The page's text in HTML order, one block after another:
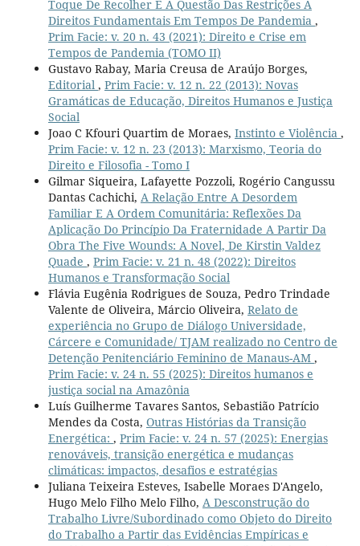
Toque De Recolher E A Questão Das Restrições A
Direitos Fundamentais Em Tempos De Pandemia ,
Prim Facie: v. 20 n. 43 (2021): Direito e Crise em
Tempos de Pandemia (TOMO II)
Gustavo Rabay, Maria Creusa de Araújo Borges,
Editorial , Prim Facie: v. 12 n. 22 (2013): Novas
Gramáticas de Educação, Direitos Humanos e Justiça
Social
Joao C Kfouri Quartim de Moraes, Instinto e Violência ,
Prim Facie: v. 12 n. 23 (2013): Marxismo, Teoria do
Direito e Filosofia - Tomo I
Gilmar Siqueira, Lafayette Pozzoli, Rogério Cangussu
Dantas Cachichi, A Relação Entre A Desordem
Familiar E A Ordem Comunitária: Reflexões Da
Aplicação Do Princípio Da Fraternidade A Partir Da
Obra The Five Wounds: A Novel, De Kirstin Valdez
Quade , Prim Facie: v. 21 n. 48 (2022): Direitos
Humanos e Transformação Social
Flávia Eugênia Rodrigues de Souza, Pedro Trindade
Valente de Oliveira, Márcio Oliveira, Relato de
experiência no Grupo de Diálogo Universidade,
Cárcere e Comunidade/ TJAM realizado no Centro de
Detenção Penitenciário Feminino de Manaus-AM ,
Prim Facie: v. 24 n. 55 (2025): Direitos humanos e
justiça social na Amazônia
Luís Guilherme Tavares Santos, Sebastião Patrício
Mendes da Costa, Outras Histórias da Transição
Energética: , Prim Facie: v. 24 n. 57 (2025): Energias
renováveis, transição energética e mudanças
climáticas: impactos, desafios e estratégias
Juliana Teixeira Esteves, Isabelle Moraes D'Angelo,
Hugo Melo Filho Melo Filho, A Desconstrução do
Trabalho Livre/Subordinado como Objeto do Direito
do Trabalho a Partir das Evidências Empíricas e